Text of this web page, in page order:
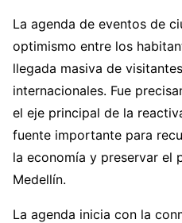
La agenda de eventos de
optimismo entre los
llegada masiva de
internacionales. Fue
el eje principal de la
fuente importante para
la economía y preservar el
Medellín.
La agenda inicia con la